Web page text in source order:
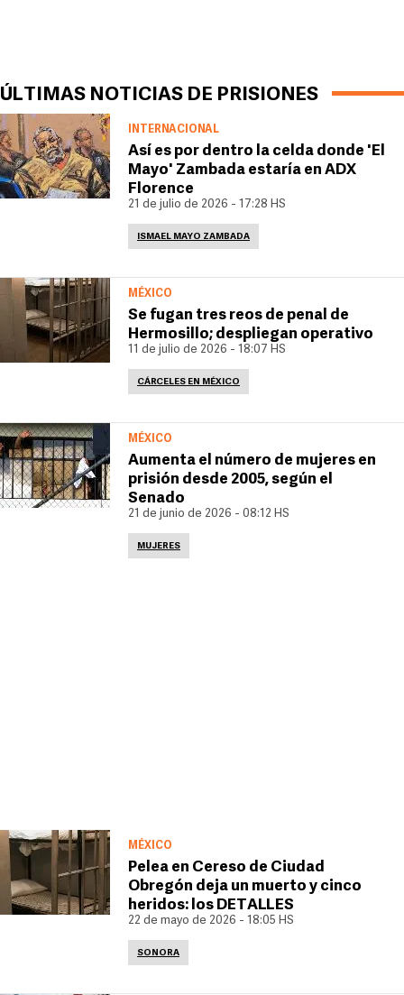
ÚLTIMAS NOTICIAS DE PRISIONES
INTERNACIONAL
Así es por dentro la celda donde 'El
Mayo' Zambada estaría en ADX
Florence
21 de julio de 2026 - 17:28 HS
ISMAEL MAYO ZAMBADA
MÉXICO
Se fugan tres reos de penal de
Hermosillo; despliegan operativo
11 de julio de 2026 - 18:07 HS
CÁRCELES EN MÉXICO
MÉXICO
Aumenta el número de mujeres en
prisión desde 2005, según el
Senado
21 de junio de 2026 - 08:12 HS
MUJERES
MÉXICO
Pelea en Cereso de Ciudad
Obregón deja un muerto y cinco
heridos: los DETALLES
22 de mayo de 2026 - 18:05 HS
SONORA